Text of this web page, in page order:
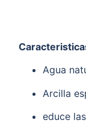
Agua
Arcilla
educe